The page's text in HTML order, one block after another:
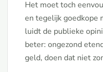
Het moet toch
en tegelijk goedkope
luidt de publieke
beter: ongezond
geld, doen dat niet